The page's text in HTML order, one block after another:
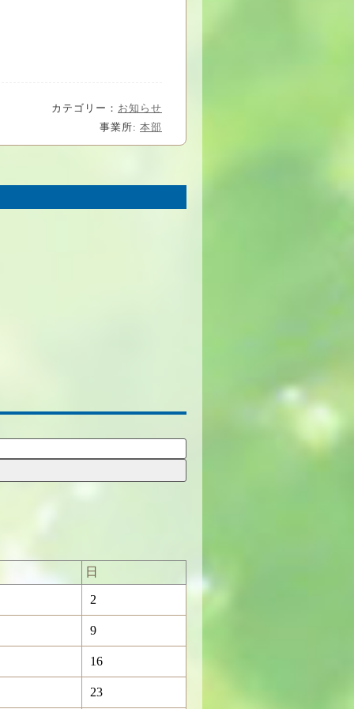
カテゴリー： お知らせ
事業所: 本部
日
2
9
16
23